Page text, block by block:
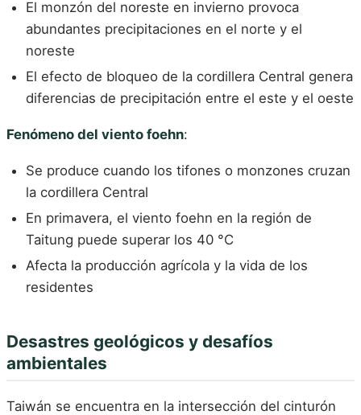
El monzón del noreste en invierno provoca
abundantes precipitaciones en el norte y el
noreste
El efecto de bloqueo de la cordillera Central genera
diferencias de precipitación entre el este y el oeste
Fenómeno del viento foehn:
Se produce cuando los tifones o monzones cruzan
la cordillera Central
En primavera, el viento foehn en la región de
Taitung puede superar los 40 °C
Afecta la producción agrícola y la vida de los
residentes
Desastres geológicos y desafíos
ambientales
Taiwán se encuentra en la intersección del cinturón